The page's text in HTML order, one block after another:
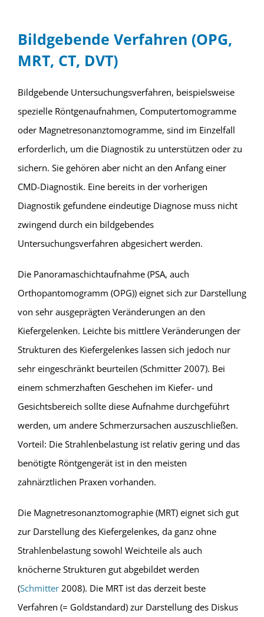
Bildgebende Verfahren (OPG,
MRT, CT, DVT)
Bildgebende Untersuchungsverfahren, beispielsweise
spezielle Röntgenaufnahmen, Computertomogramme
oder Magnetresonanztomogramme, sind im Einzelfall
erforderlich, um die Diagnostik zu unterstützen oder zu
sichern. Sie gehören aber nicht an den Anfang einer
CMD-Diagnostik. Eine bereits in der vorherigen
Diagnostik gefundene eindeutige Diagnose muss nicht
zwingend durch ein bildgebendes
Untersuchungsverfahren abgesichert werden.
Die Panoramaschichtaufnahme (PSA, auch
Orthopantomogramm (OPG)) eignet sich zur Darstellung
von sehr ausgeprägten Veränderungen an den
Kiefergelenken. Leichte bis mittlere Veränderungen der
Strukturen des Kiefergelenkes lassen sich jedoch nur
sehr eingeschränkt beurteilen (Schmitter 2007). Bei
einem schmerzhaften Geschehen im Kiefer- und
Gesichtsbereich sollte diese Aufnahme durchgeführt
werden, um andere Schmerzursachen auszuschließen.
Vorteil: Die Strahlenbelastung ist relativ gering und das
benötigte Röntgengerät ist in den meisten
zahnärztlichen Praxen vorhanden.
Die Magnetresonanztomographie (MRT) eignet sich gut
zur Darstellung des Kiefergelenkes, da ganz ohne
Strahlenbelastung sowohl Weichteile als auch
knöcherne Strukturen gut abgebildet werden
(Schmitter2008). Die MRT ist das derzeit beste
Verfahren (= Goldstandard) zur Darstellung des Diskus